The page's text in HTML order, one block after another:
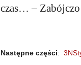
czas… – Zabójczo
Następne części: